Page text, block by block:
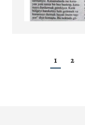
1 2